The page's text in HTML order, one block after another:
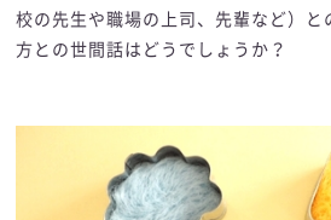
校の先生や職場の上司、先輩など）と
方との世間話はどうでしょうか？